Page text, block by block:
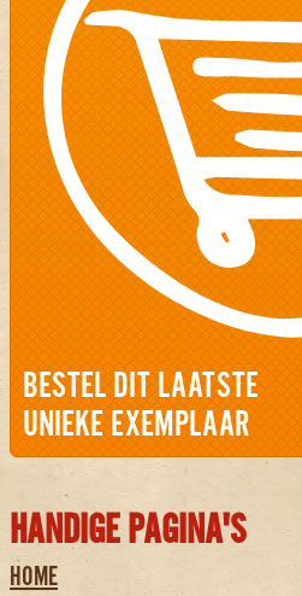
BESTEL DIT LAATSTE
UNIEKE EXEMPLAAR
HANDIGE PAGINA'S
HOME